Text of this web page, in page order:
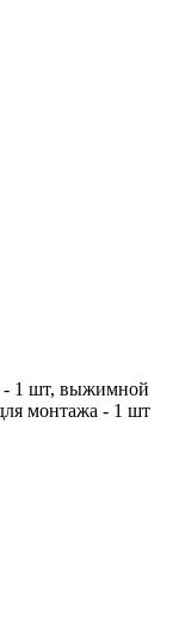
- 1 шт, выжимной
монтажа - 1 шт